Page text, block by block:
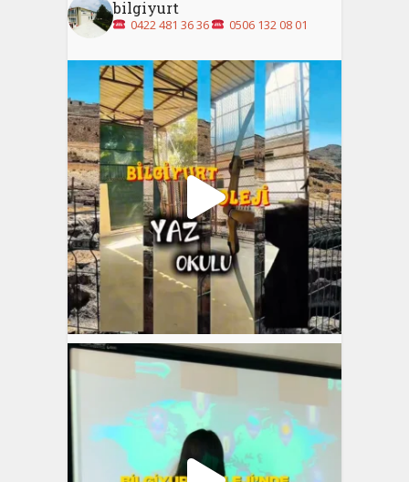
bilgiyurt
0422 481 36 36 0506 132 08 01